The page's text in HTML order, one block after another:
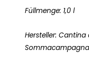
Füllmenge: 1,0 l
Hersteller: Cantina